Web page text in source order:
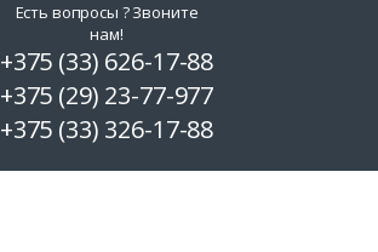
Есть вопросы ? Звоните
нам!
+375 (33) 626-17-88
+375 (29) 23-77-977
+375 (33) 326-17-88